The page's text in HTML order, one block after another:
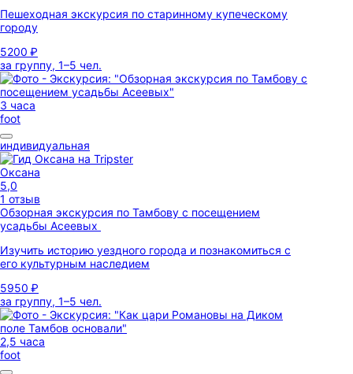
Пешеходная экскурсия по старинному купеческому
городу
5200 ₽
за группу, 1–5 чел.
3 часа
foot
индивидуальная
Оксана
5,0
1 отзыв
Обзорная экскурсия по Тамбову с посещением
усадьбы Асеевых
Изучить историю уездного города и познакомиться с
его культурным наследием
5950 ₽
за группу, 1–5 чел.
2,5 часа
foot